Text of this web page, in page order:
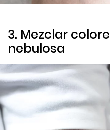
3. Mezclar
nebulosa